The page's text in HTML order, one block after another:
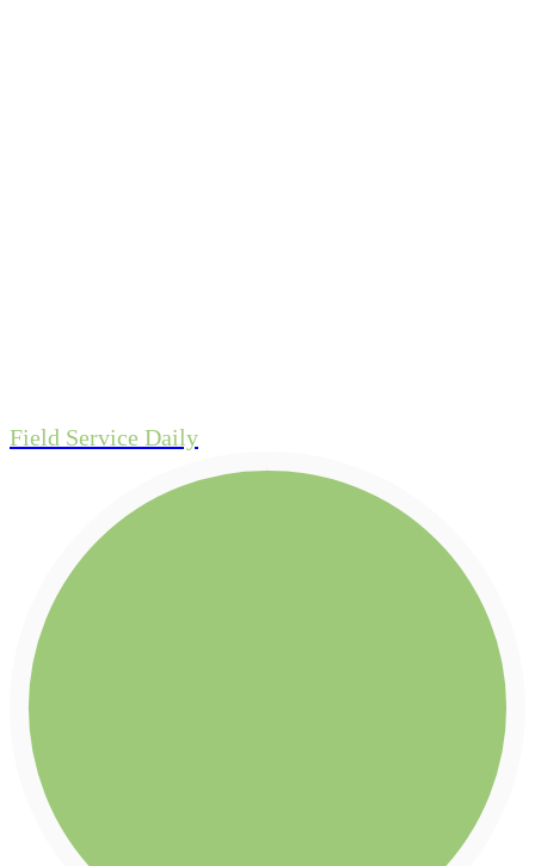
Field Service Daily